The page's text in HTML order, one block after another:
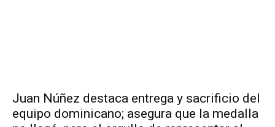
Juan Núñez destaca entrega y sacrificio del
equipo dominicano; asegura que la medalla